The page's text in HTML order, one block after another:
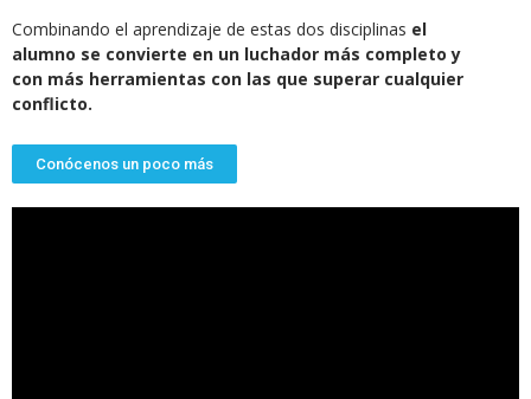
Combinando el aprendizaje de estas dos disciplinas el
alumno se convierte en un luchador más completo y
con más herramientas con las que superar cualquier
conflicto.
Conócenos un poco más